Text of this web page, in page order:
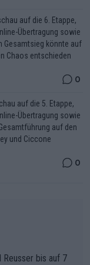
auf die 6. Etappe,
Übertragung sowie
Gesamtsieg könnte auf
Chaos entschieden
0
auf die 5. Etappe,
Übertragung sowie
auf den
und Ciccone
0
Reusser bis auf 7